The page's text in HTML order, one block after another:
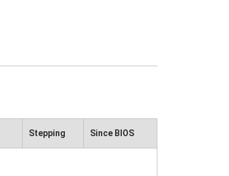
Stepping Since BIOS